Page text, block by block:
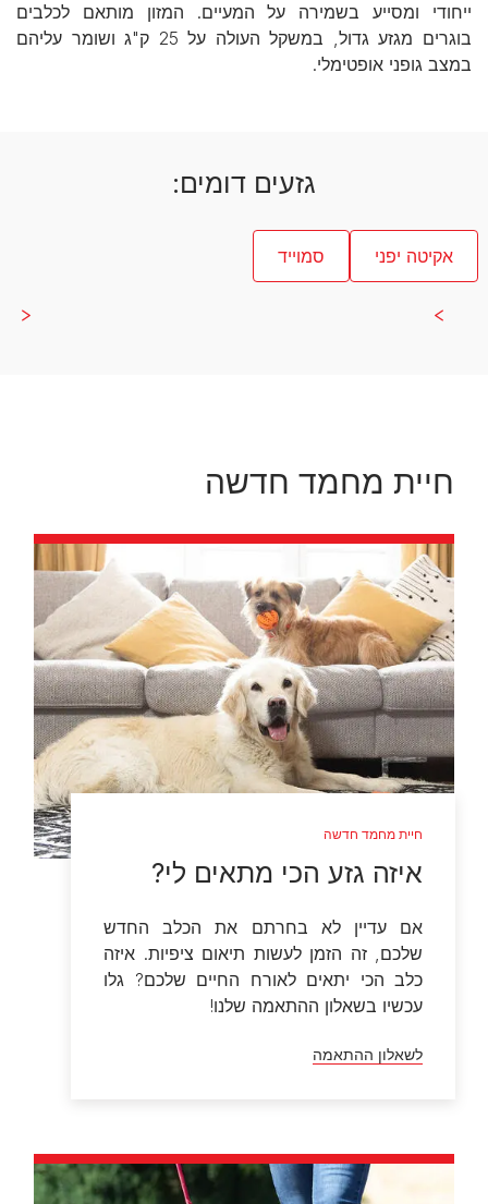
ייחודי ומסייע בשמירה על המעיים. המזון מותאם לכלבים
בוגרים מגזע גדול, במשקל העולה על 25 ק"ג ושומר עליהם
במצב גופני אופטימלי.
גזעים דומים:
אקיטה יפני סמוייד
חיית מחמד חדשה
חיית מחמד חדשה
איזה גזע הכי מתאים לי?
אם עדיין לא בחרתם את הכלב החדש
שלכם, זה הזמן לעשות תיאום ציפיות. איזה
כלב הכי יתאים לאורח החיים שלכם? גלו
עכשיו בשאלון ההתאמה שלנו!
לשאלון ההתאמה